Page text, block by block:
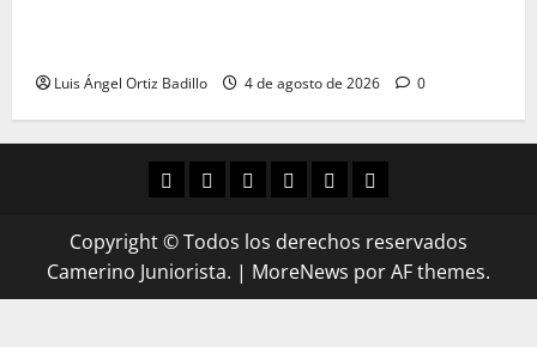
Luis Ángel Ortiz Badillo 4 de agosto de 2026 0
Copyright © Todos los derechos reservados
Camerino Juniorista. | MoreNews por AF themes.